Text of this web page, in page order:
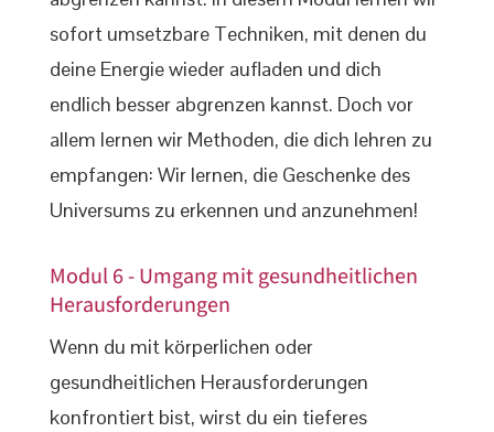
sofort umsetzbare Techniken, mit denen du
deine Energie wieder aufladen und dich
endlich besser abgrenzen kannst. Doch vor
allem lernen wir Methoden, die dich lehren zu
empfangen: Wir lernen, die Geschenke des
Universums zu erkennen und anzunehmen!
Modul 6 - Umgang mit gesundheitlichen
Herausforderungen
Wenn du mit körperlichen oder
gesundheitlichen Herausforderungen
konfrontiert bist, wirst du ein tieferes